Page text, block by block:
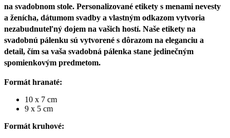
na svadobnom stole. Personalizované etikety s menami nevesty
a ženícha, dátumom svadby a vlastným odkazom vytvoria
nezabudnuteľný dojem na vašich hostí. Naše etikety na
svadobnú pálenku sú vytvorené s dôrazom na eleganciu a
detail, čím sa vaša svadobná pálenka stane jedinečným
spomienkovým predmetom.
Formát hranaté:
10 x 7 cm
9 x 5 cm
Formát kruhové: